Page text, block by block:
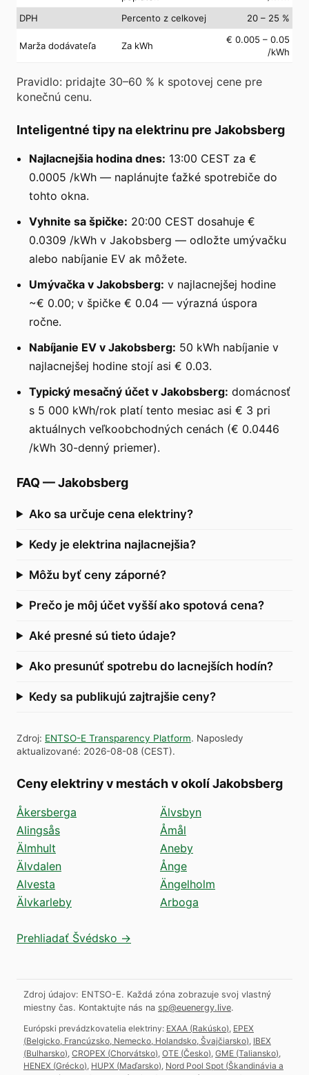
DPH
Percento z celkovej 20 – 25 %
Marža dodávateľa Za kWh
€ 0.005 – 0.05
/kWh
Pravidlo: pridajte 30–60 % k spotovej cene pre
konečnú cenu.
Inteligentné tipy na elektrinu pre Jakobsberg
Najlacnejšia hodina dnes: 13:00 CEST za €
0.0005 /kWh — naplánujte ťažké spotrebiče do
tohto okna.
Vyhnite sa špičke: 20:00 CEST dosahuje €
0.0309 /kWh v Jakobsberg — odložte umývačku
alebo nabíjanie EV ak môžete.
Umývačka v Jakobsberg: v najlacnejšej hodine
~€ 0.00; v špičke € 0.04 — výrazná úspora
ročne.
Nabíjanie EV v Jakobsberg: 50 kWh nabíjanie v
najlacnejšej hodine stojí asi € 0.03.
Typický mesačný účet v Jakobsberg: domácnosť
s 5 000 kWh/rok platí tento mesiac asi € 3 pri
aktuálnych veľkoobchodných cenách (€ 0.0446
/kWh 30-denný priemer).
FAQ —Jakobsberg
Ako sa určuje cena elektriny?
Kedy je elektrina najlacnejšia?
Môžu byť ceny záporné?
Prečo je môj účet vyšší ako spotová cena?
Aké presné sú tieto údaje?
Ako presunúť spotrebu do lacnejších hodín?
Kedy sa publikujú zajtrajšie ceny?
Zdroj: ENTSO-E Transparency Platform. Naposledy
aktualizované: 2026-08-08 (CEST).
Ceny elektriny v mestách v okolí Jakobsberg
Åkersberga
Alingsås
Älmhult
Älvdalen
Alvesta
Älvkarleby
Älvsbyn
Åmål
Aneby
Ånge
Ängelholm
Arboga
Prehliadať Švédsko →
Zdroj údajov: ENTSO-E. Každá zóna zobrazuje svoj vlastný
miestny čas. Kontaktujte nás na sp@euenergy.live.
Európski prevádzkovatelia elektriny: EXAA (Rakúsko) EPEX
(Belgicko, Francúzsko, Nemecko, Holandsko, Švajčiarsko) IBEX
(Bulharsko) CROPEX (Chorvátsko) OTE (Česko) GME (Taliansko)
HENEX (Grécko) HUPX (Maďarsko) Nord Pool Spot (Škandinávia a